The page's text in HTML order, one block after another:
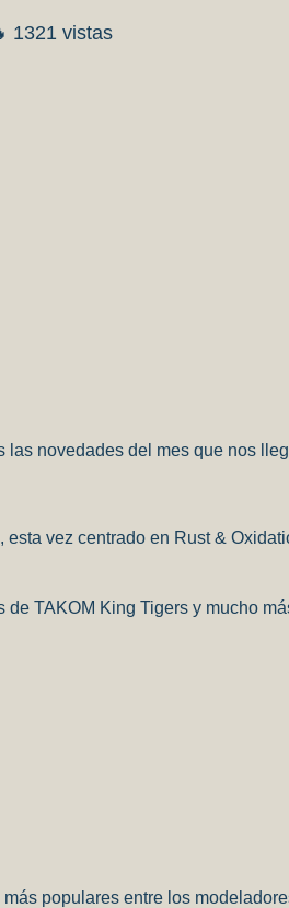
1321 vistas
novedades del mes que nos
vez centrado en Rust &
TAKOM King Tigers y mucho
populares entre los